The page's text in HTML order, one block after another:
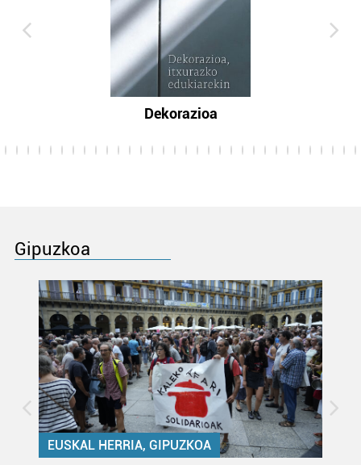
Dekorazioa
Gipuzkoa
EUSKAL HERRIA, GIPUZKOA